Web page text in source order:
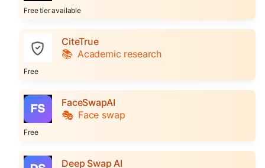
Free tier available
CiteTrue
📚 Academic research
Free
FaceSwapAI
🎭 Face swap
Free
Deep Swap AI